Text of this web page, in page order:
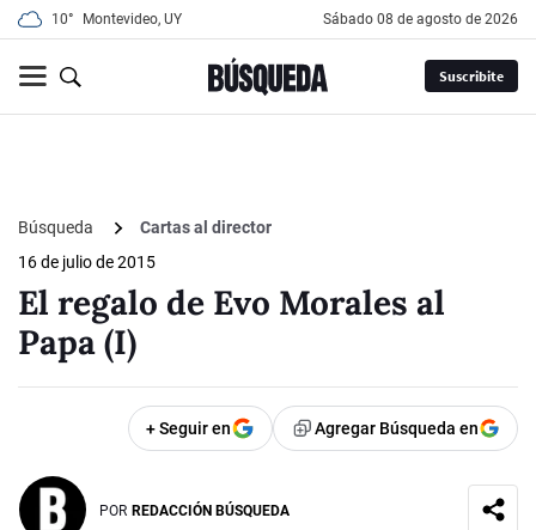
10° Montevideo, UY sábado 08 de agosto de 2026
Suscribite
Búsqueda
Cartas al director
16 de julio de 2015
El regalo de Evo Morales al
Papa (I)
+ Seguir en Agregar Búsqueda en
POR REDACCIÓN BÚSQUEDA